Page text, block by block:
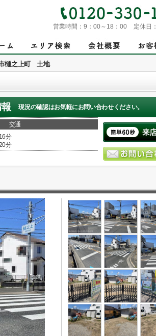
営業時間： 9：00～18：00 定休日：
樋之上町 土地
現況の確認はお気軽にお問い合わせください。
交通
分
分